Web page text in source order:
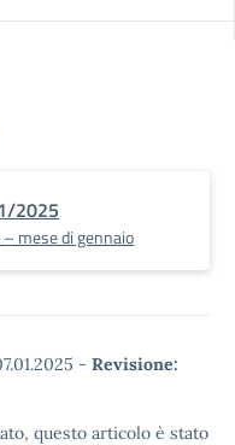
2025
mese di gennaio
- Revisione:
questo articolo è stato